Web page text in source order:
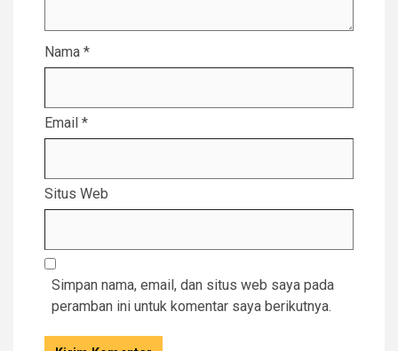
Nama *
Email *
Situs Web
Simpan nama, email, dan situs web saya pada
peramban ini untuk komentar saya berikutnya.